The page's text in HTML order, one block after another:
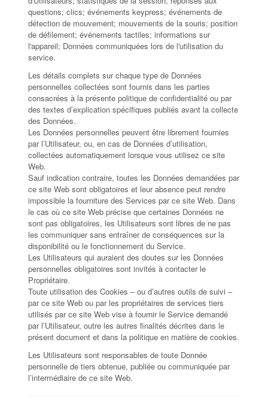
questions; clics; événements keypress; événements de
détection de mouvement; mouvements de la souris; position
de défilement; événements tactiles; informations sur
l'appareil; Données communiquées lors de l'utilisation du
service.
Les détails complets sur chaque type de Données
personnelles collectées sont fournis dans les parties
consacrées à la présente politique de confidentialité ou par
des textes d’explication spécifiques publiés avant la collecte
des Données.
Les Données personnelles peuvent être librement fournies
par l’Utilisateur, ou, en cas de Données d’utilisation,
collectées automatiquement lorsque vous utilisez ce site
Web.
Sauf indication contraire, toutes les Données demandées par
ce site Web sont obligatoires et leur absence peut rendre
impossible la fourniture des Services par ce site Web. Dans
le cas où ce site Web précise que certaines Données ne
sont pas obligatoires, les Utilisateurs sont libres de ne pas
les communiquer sans entraîner de conséquences sur la
disponibilité ou le fonctionnement du Service.
Les Utilisateurs qui auraient des doutes sur les Données
personnelles obligatoires sont invités à contacter le
Propriétaire.
Toute utilisation des Cookies – ou d’autres outils de suivi –
par ce site Web ou par les propriétaires de services tiers
utilisés par ce site Web vise à fournir le Service demandé
par l’Utilisateur, outre les autres finalités décrites dans le
présent document et dans la politique en matière de cookies.
Les Utilisateurs sont responsables de toute Donnée
personnelle de tiers obtenue, publiée ou communiquée par
l’intermédiaire de ce site Web.